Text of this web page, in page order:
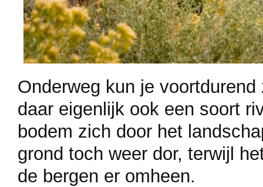
Onderweg kun je
daar eigenlijk ook een soort
bodem zich door het
grond toch weer dor, terwijl
de bergen er omheen.